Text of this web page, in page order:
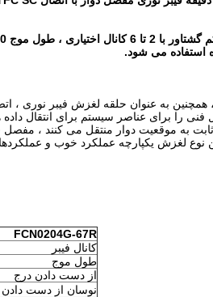
استفاده می شود.
به عنوان حلقه لغزش فیبر نوری ،
فنی را برای عناصر سیستم برای انتقال
ثابت به موقعیت دوار منتقل می کنند ،
نوع لغزش یکپارچه عملکرد خوب و
FCN0204G-67R
کانال فیبر
طول موج
از دست دادن درج
نوسان از دست دادن